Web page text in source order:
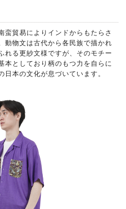
蛮貿易によりインドからもたらさ
動物文は古代から各民族で描かれ
れる更紗文様ですが、そのモチー
本としており柄のもつ力を自らに
本の文化が息づいています。